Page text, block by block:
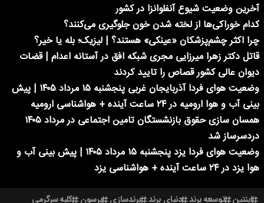
آخرین وضعیت شیوع آنفلوانزا در کشور
کدام خوراکی‌ها از لخته شدن خون جلوگیری می‌کنند؟
چرا اکثر چشم‌پزشکان «عینکی» هستند؟ | لیزیک؛ بله یا خیر؟
قاتل دکتر زهرا میرزایی مجری شبکه افق در آستانه اعدام | قضات
دیوان عالی کشور قصاص را تایید کردند
وضعیت هوای فردا آذربایجان غربی پنجشنبه ۱۵ مرداد ۱۴۰۵ | پیش
بینی آب و هوا ارومیه در ۲۴ ساعت آینده + هواشناسی ارومیه
همسان سازی حقوق بازنشستگان تامین اجتماعی در مرداد ۱۴۰۵
دردسرساز شد
وضعیت هوای فردا یزد پنجشنبه ۱۵ مرداد ۱۴۰۵ | پیش بینی آب و
هوا یزد در ۲۴ ساعت آینده + هواشناسی یزد
اینتین توسعه برند دنیای برند برندسازی پرسون کلبه سرگرمی